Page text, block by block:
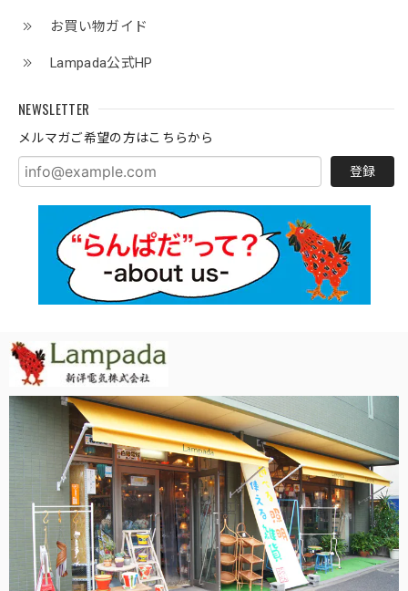
お買い物ガイド
Lampada公式HP
NEWSLETTER
メルマガご希望の方はこちらから
登録